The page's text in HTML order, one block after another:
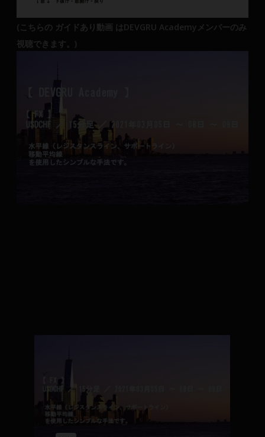
(こちらの ガイドあり動画 はDEVGRU Academyメンバーのみ
視聴できます。)